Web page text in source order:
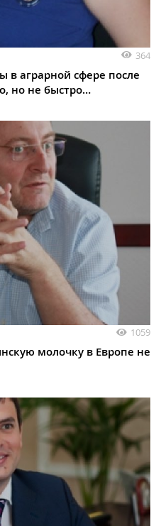
364
аграрной сфере после
но не быстро…
1059
молочку в Европе не